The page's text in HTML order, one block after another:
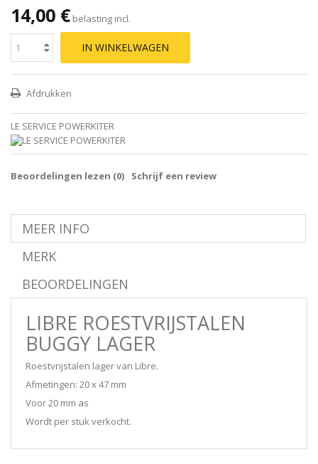
14,00 € belasting incl.
IN WINKELWAGEN
Afdrukken
LE SERVICE POWERKITER
Beoordelingen lezen (0) Schrijf een review
MEER INFO
MERK
BEOORDELINGEN
LIBRE ROESTVRIJSTALEN
BUGGY LAGER
Roestvrijstalen lager van Libre.
Afmetingen: 20 x 47 mm
Voor 20 mm as
Wordt per stuk verkocht.